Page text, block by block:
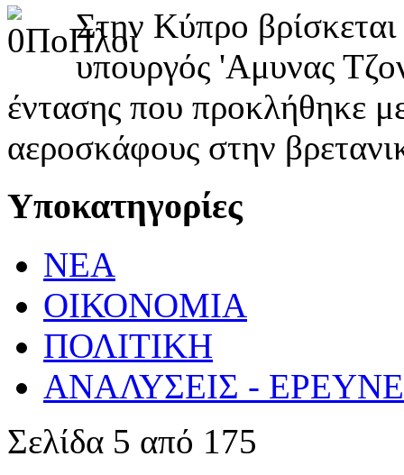
Στην Κύπρο
υπουργός 'Αμυνας
έντασης που προκλήθηκε
αεροσκάφους στην
Υποκατηγορίες
ΝΕΑ
ΟΙΚΟΝΟΜΙΑ
ΠΟΛΙΤΙΚΗ
ΑΝΑΛΥΣΕΙΣ -
Σελίδα 5 από 175